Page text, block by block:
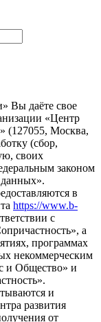
Вы даёте свое
«Центр
(127055, Москва,
(сбор,
своих
законом
в
https://www.b-
с
а
программах
некоммерческим
и Общество» и
и
развития
от